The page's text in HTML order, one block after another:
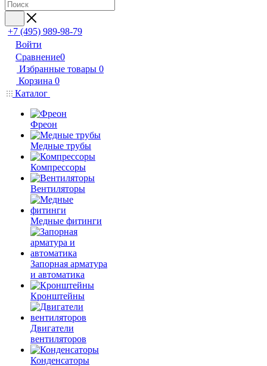
+7 (495) 989-98-79
Войти
Сравнение0
Избранные товары 0
Корзина 0
Каталог
Фреон
Медные трубы
Компрессоры
Вентиляторы
Медные фитинги
Запорная арматура
и автоматика
Кронштейны
Двигатели
вентиляторов
Конденсаторы